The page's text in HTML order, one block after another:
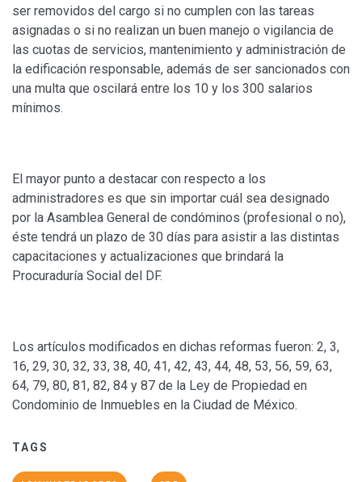
ser removidos del cargo si no cumplen con las tareas
asignadas o si no realizan un buen manejo o vigilancia de
las cuotas de servicios, mantenimiento y administración de
la edificación responsable, además de ser sancionados con
una multa que oscilará entre los 10 y los 300 salarios
mínimos.
El mayor punto a destacar con respecto a los
administradores es que sin importar cuál sea designado
por la Asamblea General de condóminos (profesional o no),
éste tendrá un plazo de 30 días para asistir a las distintas
capacitaciones y actualizaciones que brindará la
Procuraduría Social del DF.
Los artículos modificados en dichas reformas fueron: 2, 3,
16, 29, 30, 32, 33, 38, 40, 41, 42, 43, 44, 48, 53, 56, 59, 63,
64, 79, 80, 81, 82, 84 y 87 de la Ley de Propiedad en
Condominio de Inmuebles en la Ciudad de México.
TAGS